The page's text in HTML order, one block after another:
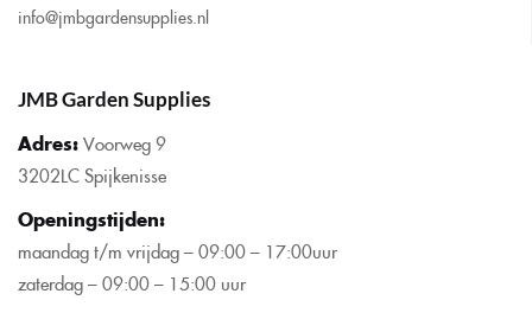
info@jmbgardensupplies.nl
JMB Garden Supplies
Adres:Voorweg 9
3202LC Spijkenisse
Openingstijden:
maandag t/m vrijdag – 09:00 – 17:00uur
zaterdag – 09:00 – 15:00 uur